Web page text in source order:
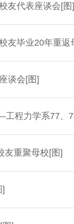
友代表座谈会[图]
友毕业20年重返
谈会[图]
工程力学系77、
友重聚母校[图]
]